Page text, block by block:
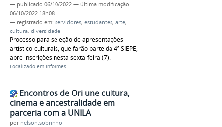
— publicado 06/10/2022 — última modificação
06/10/2022 18h08
— registrado em: servidores, estudantes, arte,
cultura, diversidade
Processo para seleção de apresentações
artístico-culturais, que farão parte da 4ª SIEPE,
abre inscrições nesta sexta-feira (7).
Localizado em Informes
Encontros de Ori une cultura,
cinema e ancestralidade em
parceria com a UNILA
por nelson.sobrinho